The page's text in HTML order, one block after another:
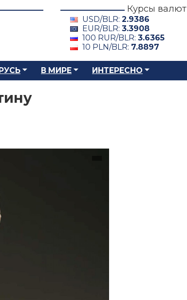
Курсы валют
USD/BLR: 2.9386
EUR/BLR: 3.3908
100 RUR/BLR: 3.6365
10 PLN/BLR: 7.8897
В МИРЕ ИНТЕРЕСНО